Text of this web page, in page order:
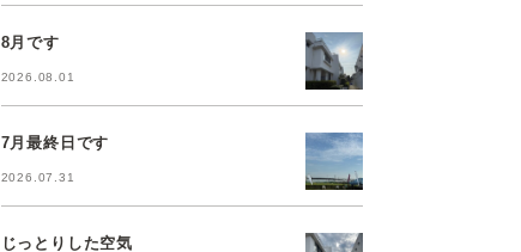
8月です
2026.08.01
7月最終日です
2026.07.31
じっとりした空気